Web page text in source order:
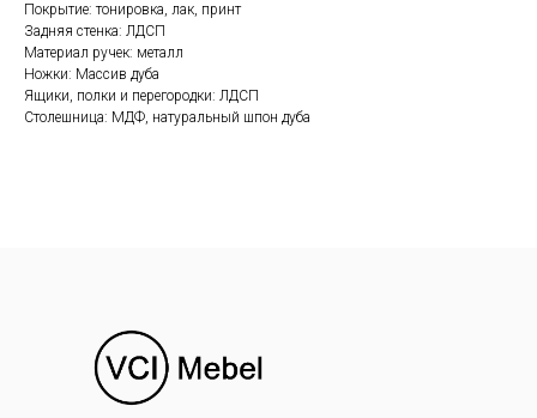
Покрытие: тонировка, лак, принт
Задняя стенка: ЛДСП
Материал ручек: металл
Ножки: Массив дуба
Ящики, полки и перегородки: ЛДСП
Столешница: МДФ, натуральный шпон дуба